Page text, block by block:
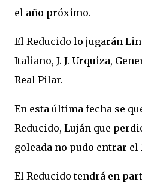
el año próximo.
El Reducido lo jugarán
Italiano, J. J. Urquiza,
Real Pilar.
En esta última fecha se
Reducido, Luján que
goleada no pudo entrar
El Reducido tendrá en